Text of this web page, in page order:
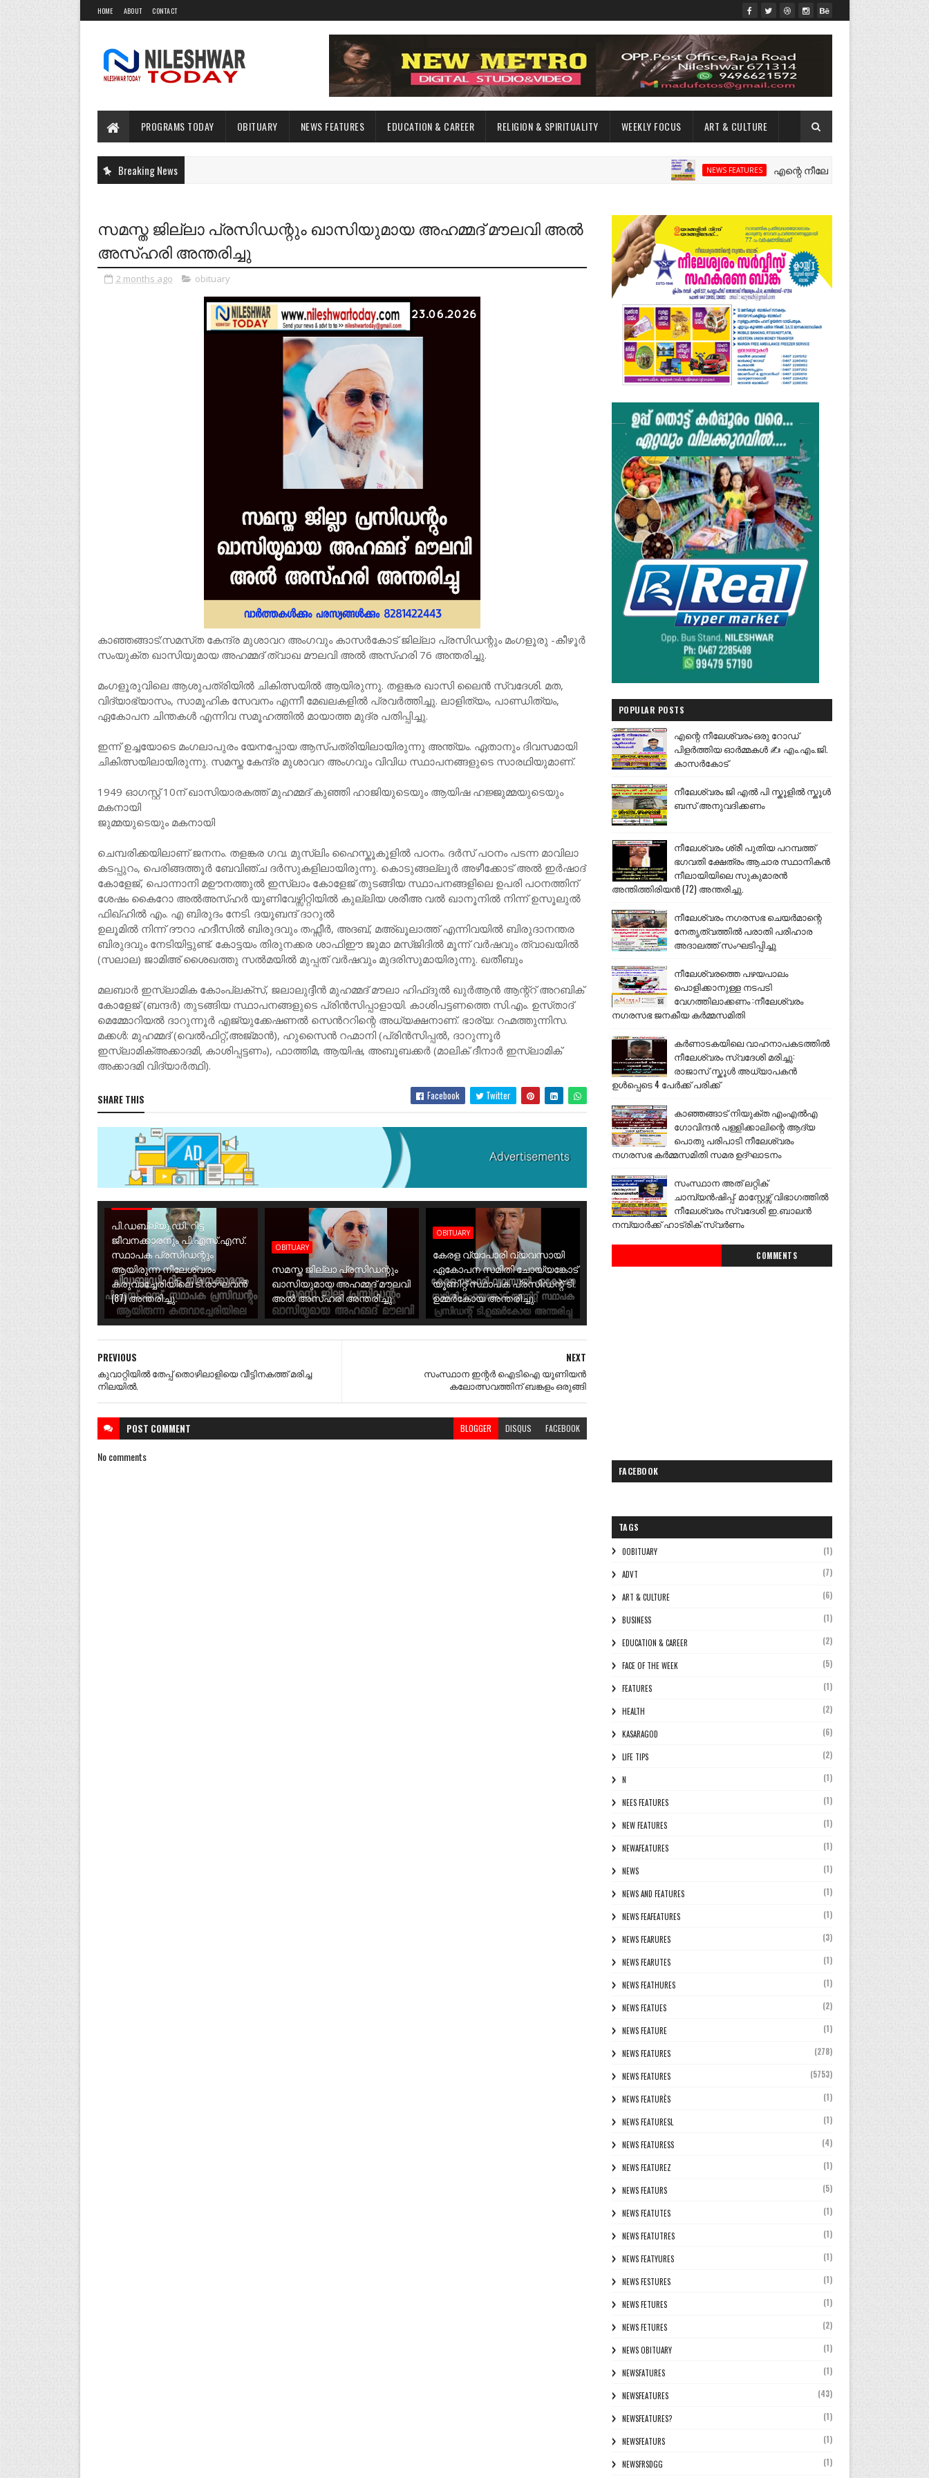
HOME ABOUT CONTACT
PROGRAMS TODAY OBITUARY NEWS FEATURES EDUCATION & CAREER RELIGION & SPIRITUALITY WEEKLY FOCUS ART & CULTURE
Breaking News NEWS FEATURES എന്റെ നീലേശ്വരം:ഒരു റോഡ്
സമസ്ത‌ ജില്ലാ പ്രസിഡന്റും ഖാസിയുമായ അഹമ്മദ് മൗലവി അൽ
അസ്ഹരി അന്തരിച്ചു
2 months ago obituary
കാഞ്ഞങ്ങാട്:സമസ്‌ത കേന്ദ്ര മുശാവറ അംഗവും കാസർകോട് ജില്ലാ പ്രസിഡന്റും മംഗളൂരു -കീഴൂർ
സംയുക്ത ഖാസിയുമായ അഹമ്മദ് ത്വാഖ മൗലവി അൽ അസ്ഹരി 76 അന്തരിച്ചു.
മംഗളൂരുവിലെ ആശുപത്രിയിൽ ചികിത്സയിൽ ആയിരുന്നു. തളങ്കര ഖാസി ലൈൻ സ്വദേശി. മത,
വിദ്യാഭ്യാസം, സാമൂഹിക സേവനം എന്നീ മേഖലകളിൽ പ്രവർത്തിച്ചു. ലാളിത്യം, പാണ്ഡിത്യം,
ഏകോപന ചിന്തകൾ എന്നിവ സമൂഹത്തിൽ മായാത്ത മുദ്ര പതിപ്പിച്ചു.
ഇന്ന് ഉച്ചയോടെ മംഗലാപുരം യേനപ്പോയ ആസ്പത്രിയിലായിരുന്നു അന്ത്യം. ഏതാനും ദിവസമായി
ചികിത്സയിലായിരുന്നു. സമസ്ത കേന്ദ്ര മുശാവറ അംഗവും വിവിധ സ്ഥാപനങ്ങളുടെ സാരഥിയുമാണ്.
1949 ഓഗസ്റ്റ് 10ന് ഖാസിയാരകത്ത് മുഹമ്മദ് കുഞ്ഞി ഹാജിയുടെയും ആയിഷ ഹജ്ജുമ്മയുടെയും
മകനായി
ജുമ്മയുടെയും മകനായി
ചെമ്പരിക്കയിലാണ് ജനനം. തളങ്കര ഗവ. മുസ്ലിം ഹൈസ്കൂകൂളിൽ പഠനം. ദർസ് പഠനം പടന്ന മാവിലാ
കടപ്പുറം, പെരിങ്ങത്തൂർ ബേവിഞ്ച ദർസുകളിലായിരുന്നു. കൊടുങ്ങല്ലൂർ അഴീക്കോട് അൽ ഇർഷാദ്
കോളേജ്, പൊന്നാനി മഊനത്തുൽ ഇസ്ലാം കോളേജ് തുടങ്ങിയ സ്ഥാപനങ്ങളിലെ ഉപരി പഠനത്തിന്
ശേഷം കൈറോ അൽഅസ്ഹർ യൂണിവേഴ്സിറ്റിയിൽ കുല്ലിയ ശരീഅ വൽ ഖാനൂനിൽ നിന്ന് ഉസൂലുൽ
ഫിഖ്ഹിൽ എം. എ ബിരുദം നേടി. ദയൂബന്ദ് ദാറുൽ
ഉലൂമിൽ നിന്ന് ദൗറാ ഹദീസിൽ ബിരുദവും തഫ്സീർ, അദബ്, മഅ്ഖൂലാത്ത് എന്നിവയിൽ ബിരുദാനന്തര
ബിരുദവും നേടിയിട്ടുണ്ട്. കോട്ടയം തിരുനക്കര ശാഫിഈ ജുമാ മസ്ജിദിൽ മൂന്ന് വർഷവും ത്വാഖയിൽ
(സലാല) ജാമിഅ് ശൈഖത്തു സൽമയിൽ മുപ്പത് വർഷവും മുദരിസുമായിരുന്നു. ഖതീബും
മലബാർ ഇസ്ലാമിക കോംപ്ലക്സ‌്, ജലാലുദ്ദീൻ മുഹമ്മദ് മൗലാ ഹിഫ്‌ദുൽ ഖുർആൻ ആന്റ്റ് അറബിക്
കോളേജ് (ബന്ദർ) തുടങ്ങിയ സ്ഥാപനങ്ങളുടെ പ്രിൻസിപ്പാളായി. കാശിപട്ടണത്തെ സി.എം. ഉസ്‌താദ്
മെമ്മോറിയൽ ദാറുന്നൂർ എജ്യുക്കേഷണൽ സെൻററിന്റെ അധ്യക്ഷനാണ്. ഭാര്യ: റഹ്മത്തുന്നിസ.
മക്കൾ: മുഹമ്മദ് (വെൽഫിറ്റ്,അജ്‌മാൻ), ഹുസൈൻ റഹ്മാനി (പ്രിൻസിപ്പൽ, ദാറുന്നൂർ
ഇസ്ലാമിക്അക്കാദമി, കാശിപ്പട്ടണം), ഫാത്തിമ, ആയിഷ, അബൂബക്കർ (മാലിക് ദീനാർ ഇസ്ലാമിക്
അക്കാദമി വിദ്യാർത്ഥി).
SHARE THIS Facebook Twitter
OBITUARY
പി.ഡബ്ല്യു.ഡി. റിട്ട
ജീവനക്കാരനും പി.എസ്.എസ്.
സ്ഥാപക പ്രസിഡന്റും
ആയിരുന്ന നീലേശ്വരം
കരുവാച്ചേരിയിലെ ടി.രാഘവൻ
(87) അന്തരിച്ചു.
OBITUARY
സമസ്ത‌ ജില്ലാ പ്രസിഡന്റും
ഖാസിയുമായ അഹമ്മദ് മൗലവി
അൽ അസ്ഹരി അന്തരിച്ചു
OBITUARY
കേരള വ്യാപാരി വ്യവസായി
ഏകോപന സമിതി ചോയ്യങ്കോട്
യൂണിറ്റ് സ്ഥാപക പ്രസിഡന്റ് ടി.
ഉമ്മർകോയ അന്തരിച്ചു.
NEXT
സംസ്ഥാന ഇന്റർ ഐടിഐ യൂണിയൻ
കലോത്സവത്തിന് ബങ്കളം ഒരുങ്ങി
PREVIOUS
കുവാറ്റിയിൽ തേപ്പ് തൊഴിലാളിയെ വീട്ടിനകത്ത് മരിച്ച
നിലയിൽ.
POST COMMENT BLOGGER DISQUS FACEBOOK
No comments
POPULAR POSTS
എന്റെ നീലേശ്വരം:ഒരു റോഡ്
പിളർത്തിയ ഓർമ്മകൾ ✍️ എം.എം.ജി.
കാസർകോട്
നീലേശ്വരം ജി എൽ പി സ്കൂളിൽ സ്കൂൾ
ബസ് അനുവദിക്കണം
നീലേശ്വരം ശ്രീ പുതിയ പറമ്പത്ത്
ഭഗവതി ക്ഷേത്രം ആചാര സ്ഥാനികൻ
നീലായിയിലെ സുകുമാരൻ
അന്തിത്തിരിയൻ (72) അന്തരിച്ചു.
നീലേശ്വരം നഗരസഭ ചെയർമാന്റെ
നേതൃത്വത്തിൽ പരാതി പരിഹാര
അദാലത്ത് സംഘടിപ്പിച്ചു
നീലേശ്വരത്തെ പഴയപാലം
പൊളിക്കാനുള്ള നടപടി
വേഗത്തിലാക്കണം :നീലേശ്വരം
നഗരസഭ ജനകീയ കർമ്മസമിതി
കർണാടകയിലെ വാഹനാപകടത്തിൽ
നീലേശ്വരം സ്വദേശി മരിച്ചു:
രാജാസ് സ്കൂൾ അധ്യാപകൻ
ഉൾപ്പെടെ 4 പേർക്ക് പരിക്ക്
കാഞ്ഞങ്ങാട് നിയുക്ത എംഎൽഎ
ഗോവിന്ദൻ പള്ളിക്കാലിന്റെ ആദ്യ
പൊതു പരിപാടി നീലേശ്വരം
നഗരസഭ കർമ്മസമിതി സമര ഉദ്ഘാടനം
സംസ്ഥാന അത് ലറ്റിക്
ചാമ്പ്യൻഷിപ്പ്: മാസ്റ്റേഴ്സ് വിഭാഗത്തിൽ
നീലേശ്വരം സ്വദേശി ഇ.ബാലൻ
നമ്പ്യാർക്ക് ഹാട്രിക് സ്വർണം
COMMENTS
FACEBOOK
TAGS
0OBITUARY (1)
ADVT (7)
ART & CULTURE (6)
BUSINESS (1)
EDUCATION & CAREER (2)
FACE OF THE WEEK (5)
FEATURES (1)
HEALTH (2)
KASARAGOD (6)
LIFE TIPS (2)
N (1)
NEES FEATURES (1)
NEW FEATURES (1)
NEWAFEATURES (1)
NEWS (1)
NEWS AND FEATURES (1)
NEWS FEAFEATURES (1)
NEWS FEARURES (3)
NEWS FEARUTES (1)
NEWS FEATHURES (1)
NEWS FEATUES (2)
NEWS FEATURE (1)
NEWS FEATURES (278)
NEWS FEATURES (5753)
NEWS FEATURÈS (1)
NEWS FEATURESL (1)
NEWS FEATURESS (4)
NEWS FEATUREZ (1)
NEWS FEATURS (5)
NEWS FEATUTES (1)
NEWS FEATUTRES (1)
NEWS FEATYURES (1)
NEWS FESTURES (1)
NEWS FETURES (1)
NEWS FETURES (2)
NEWS OBITUARY (1)
NEWSFATURES (1)
NEWSFEATURES (43)
NEWSFEATURES? (1)
NEWSFEATURS (1)
NEWSFRSDGG (1)